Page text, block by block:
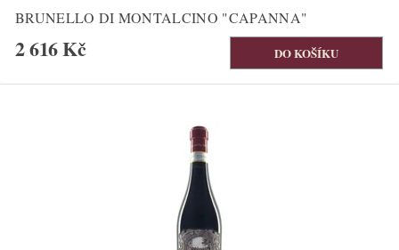
BRUNELLO DI MONTALCINO "CAPANNA"
2 616 Kč